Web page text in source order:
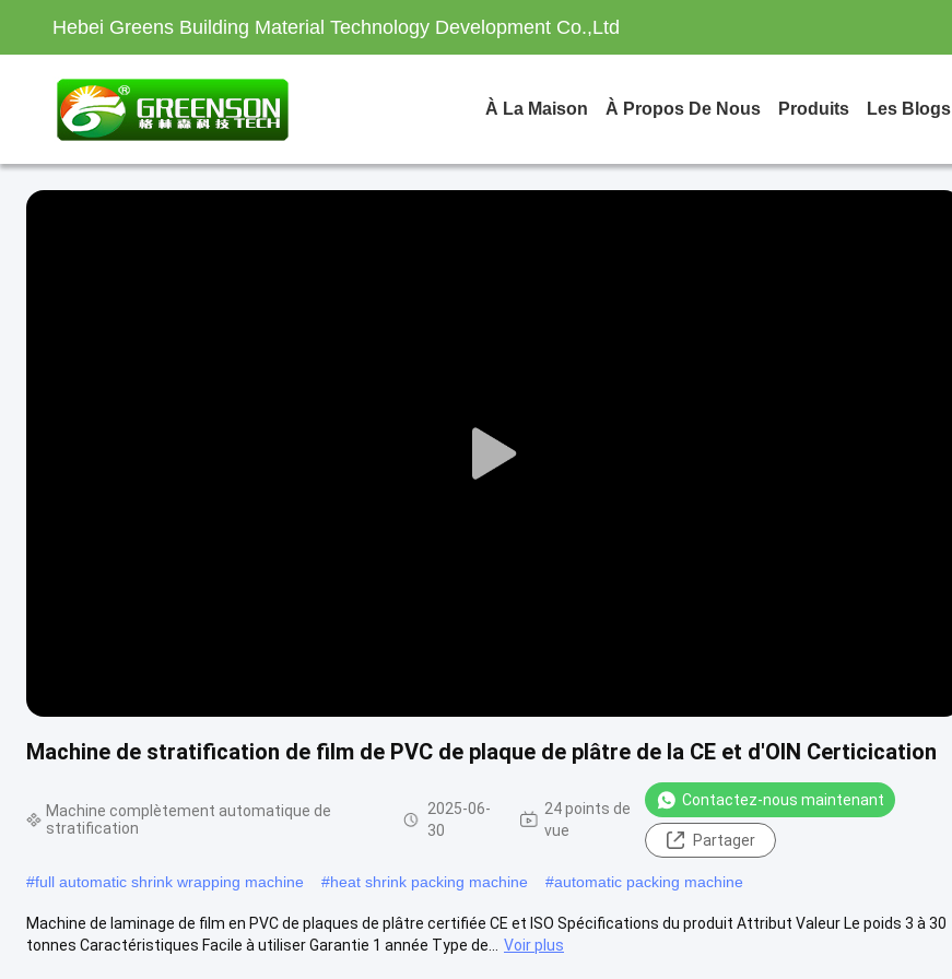
Hebei Greens Building Material Technology Development Co.,Ltd
À La Maison À Propos De Nous Produits Les Blogs
Play
Machine de stratification de film de PVC de plaque de plâtre de la CE et d'OIN Certicication
Machine complètement automatique de
stratification
2025-06-
30
24 points de
vue
Contactez-nous maintenant
Partager
#full automatic shrink wrapping machine #heat shrink packing machine #automatic packing machine
Machine de laminage de film en PVC de plaques de plâtre certifiée CE et ISO Spécifications du produit Attribut Valeur Le poids 3 à 30
tonnes Caractéristiques Facile à utiliser Garantie 1 année Type de...
Voir plus